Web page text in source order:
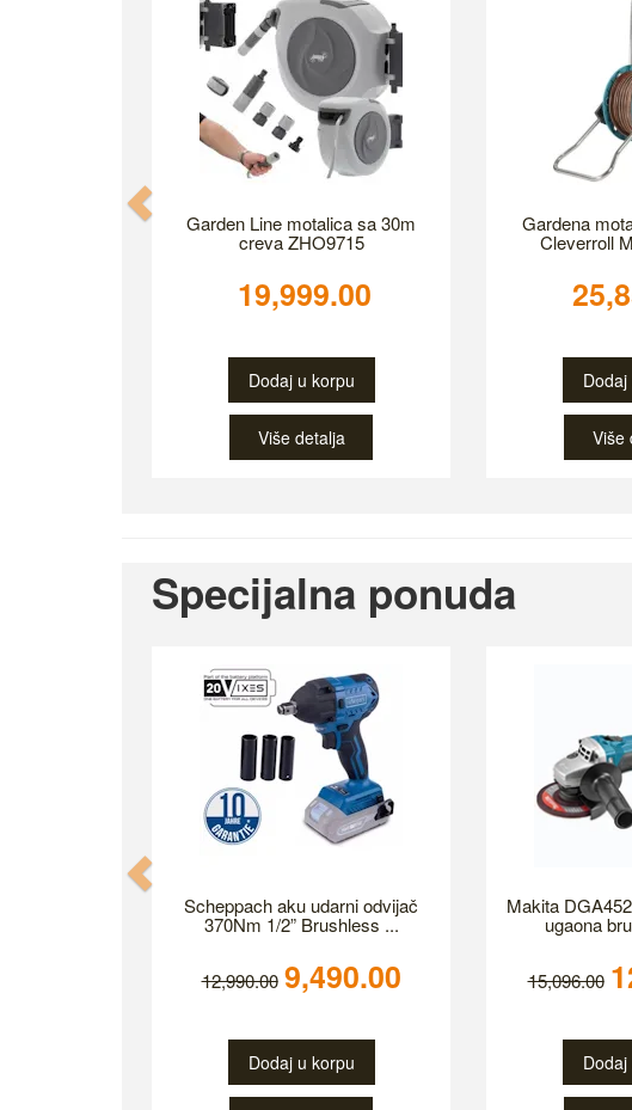
Garden Line motalica sa 30m
creva ZHO9715
19,999.00
Dodaj u korpu
Više detalja
Gardena
Cleverroll
Više
Specijalna ponuda
Scheppach aku udarni odvijač
370Nm 1/2” Brushless ...
12,990.00 9,490.00
Dodaj u korpu
Makita
ugaona
15,096.00